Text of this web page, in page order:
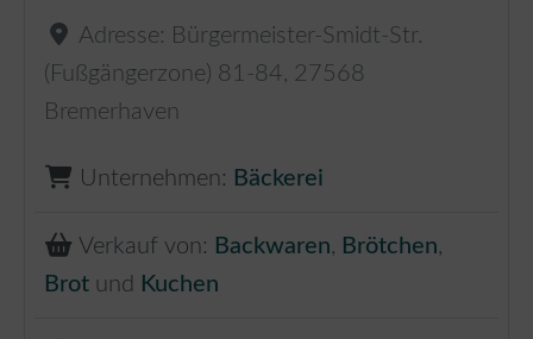
Adresse: Bürgermeister-Smidt-Str.
(Fußgängerzone) 81-84, 27568
Bremerhaven
Unternehmen: Bäckerei
Verkauf von: Backwaren, Brötchen,
Brot und Kuchen